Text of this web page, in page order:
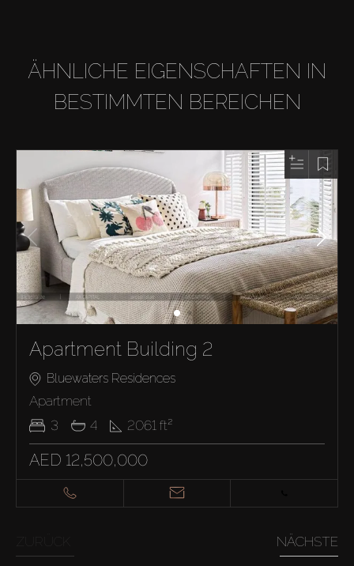
ÄHNLICHE EIGENSCHAFTEN IN
BESTIMMTEN BEREICHEN
Apartment Building 2
Bluewaters Residences
Apartment
3
4 2061 ft²
AED 12,500,000
NÄCHSTE